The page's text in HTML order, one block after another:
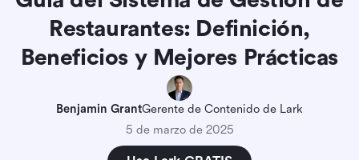
Restaurantes: Definición,
Beneficios y Mejores Prácticas
Benjamin GrantGerente de Contenido de Lark
5 de marzo de 2025